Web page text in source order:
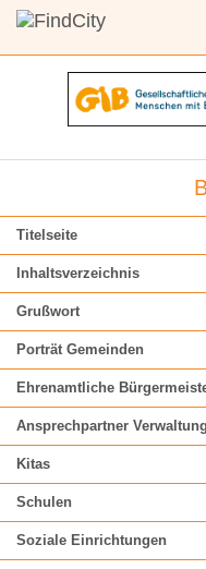
Titelseite
Inhaltsverzeichnis
Grußwort
Porträt Gemeinden
Ehrenamtliche
Ansprechpartner Verwaltung
Kitas
Schulen
Soziale Einrichtungen